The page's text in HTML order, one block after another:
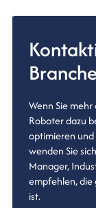
Wenn Sie
Roboter dazu
optimieren
wenden Sie
Manager,
empfehlen, die
ist.